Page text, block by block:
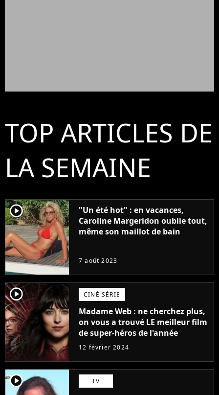
TOP ARTICLES DE
LA SEMAINE
player2
"Un été hot" : en vacances,
Caroline Margeridon oublie tout,
même son maillot de bain
7 août 2023
player2 CINÉ SÉRIE
Madame Web : ne cherchez plus,
on vous a trouvé LE meilleur film
de super-héros de l'année
12 février 2024
player2 TV